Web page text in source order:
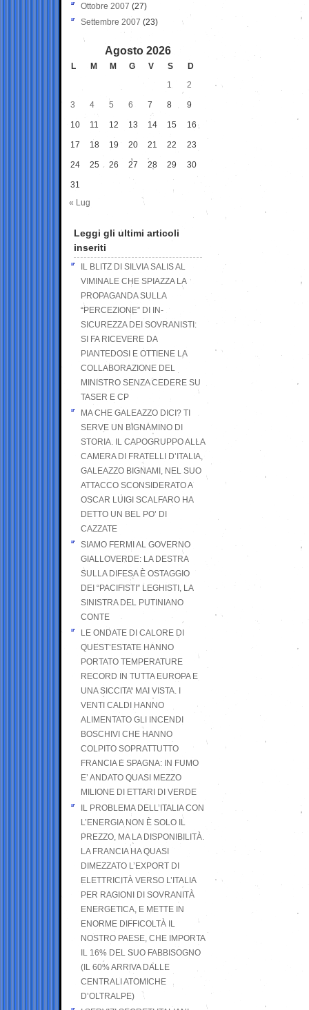
Ottobre 2007 (27)
Settembre 2007 (23)
Agosto 2026
L M M G V S
D
1
2
3 4 5 6 7 8 9
10 11 12 13 14 15 16
17 18 19 20 21 22 23
24 25 26 27 28 29 30
31
« Lug
Leggi gli ultimi articoli
inseriti
IL BLITZ DI SILVIA SALIS AL
VIMINALE CHE SPIAZZA LA
PROPAGANDA SULLA
“PERCEZIONE” DI IN-
SICUREZZA DEI SOVRANISTI:
SI FA RICEVERE DA
PIANTEDOSI E OTTIENE LA
COLLABORAZIONE DEL
MINISTRO SENZA CEDERE SU
TASER E CP
MA CHE GALEAZZO DICI? TI
SERVE UN BIGNAMINO DI
STORIA. IL CAPOGRUPPO ALLA
CAMERA DI FRATELLI D’ITALIA,
GALEAZZO BIGNAMI, NEL SUO
ATTACCO SCONSIDERATO A
OSCAR LUIGI SCALFARO HA
DETTO UN BEL PO’ DI
CAZZATE
SIAMO FERMI AL GOVERNO
GIALLOVERDE: LA DESTRA
SULLA DIFESA È OSTAGGIO
DEI “PACIFISTI” LEGHISTI, LA
SINISTRA DEL PUTINIANO
CONTE
LE ONDATE DI CALORE DI
QUEST’ESTATE HANNO
PORTATO TEMPERATURE
RECORD IN TUTTA EUROPA E
UNA SICCITA’ MAI VISTA. I
VENTI CALDI HANNO
ALIMENTATO GLI INCENDI
BOSCHIVI CHE HANNO
COLPITO SOPRATTUTTO
FRANCIA E SPAGNA: IN FUMO
E’ ANDATO QUASI MEZZO
MILIONE DI ETTARI DI VERDE
IL PROBLEMA DELL’ITALIA CON
L’ENERGIA NON È SOLO IL
PREZZO, MA LA DISPONIBILITÀ.
LA FRANCIA HA QUASI
DIMEZZATO L’EXPORT DI
ELETTRICITÀ VERSO L’ITALIA
PER RAGIONI DI SOVRANITÀ
ENERGETICA, E METTE IN
ENORME DIFFICOLTÀ IL
NOSTRO PAESE, CHE IMPORTA
IL 16% DEL SUO FABBISOGNO
(IL 60% ARRIVA DALLE
CENTRALI ATOMICHE
D’OLTRALPE)